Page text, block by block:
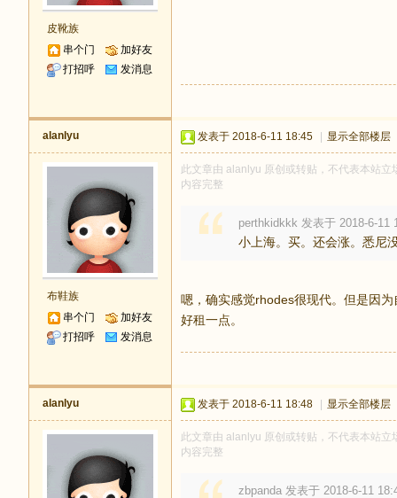
皮靴族
串个门
加好友
打招呼
发消息
alanlyu
布鞋族
串个门
加好友
打招呼
发消息
发表于 2018-6-11 18:45 显示全部楼层
此文章由 alanlyu 原创或转贴，不代表本站
内容完整
perthkidkkk 发表于 2018-6-11
小上海。买。还会涨。悉尼
嗯，确实感觉rhodes很现代。但是因
好租一点。
alanlyu 发表于 2018-6-11 18:48 显示全部楼层
此文章由 alanlyu 原创或转贴，不代表本站
内容完整
zbpanda 发表于 2018-6-11